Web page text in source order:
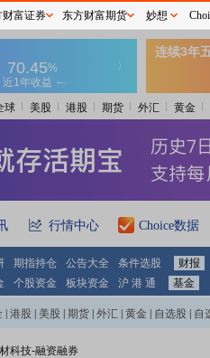
球 美股 港股 期货 外汇 黄金
行情中心 Choice数据
期指持仓 公告大全 条件选股 财报
个股资金 板块资金 沪 港 通 基金
港股 美股 期货 外汇 黄金 自选股 自
科技-融资融券
财富证券 东方财富期货 妙想